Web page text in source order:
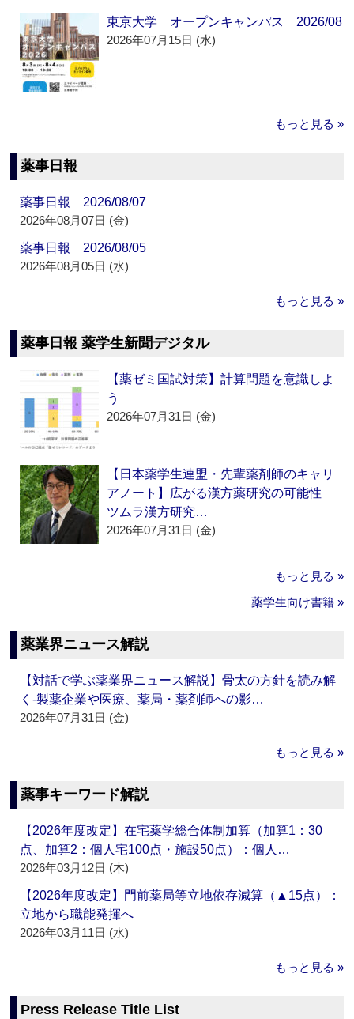
東京大学 オープンキャンパス 2026/08
2026年07月15日 (水)
もっと見る »
薬事日報
薬事日報 2026/08/07
2026年08月07日 (金)
薬事日報 2026/08/05
2026年08月05日 (水)
もっと見る »
薬事日報 薬学生新聞デジタル
【薬ゼミ国試対策】計算問題を意識しよ
う
2026年07月31日 (金)
【日本薬学生連盟・先輩薬剤師のキャリ
アノート】広がる漢方薬研究の可能性
ツムラ漢方研究…
2026年07月31日 (金)
もっと見る »
薬学生向け書籍 »
薬業界ニュース解説
【対話で学ぶ薬業界ニュース解説】骨太の方針を読み解
く‐製薬企業や医療、薬局・薬剤師への影…
2026年07月31日 (金)
もっと見る »
薬事キーワード解説
【2026年度改定】在宅薬学総合体制加算（加算1：30
点、加算2：個人宅100点・施設50点）：個人…
2026年03月12日 (木)
【2026年度改定】門前薬局等立地依存減算（▲15点）：
立地から職能発揮へ
2026年03月11日 (水)
もっと見る »
Press Release Title List